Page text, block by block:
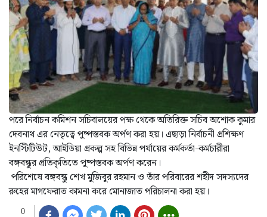
পরে নির্বাচন কমিশন সচিবালয়ের পক্ষ থেকে অতিরিক্ত সচিব অশোক কুমার
দেবনাথ এর নেতৃত্বে পুষ্পস্তবক অর্পণ করা হয়। এছাড়া নির্বাচনী প্রশিক্ষণ
ইনস্টিটিউট, আইডিয়া প্রকল্প সহ বিভিন্ন পর্যায়ের কর্মকর্তা-কর্মচারীরা
বঙ্গবন্ধুর প্রতিকৃতিতে পুষ্পস্তবক অর্পণ করেন।
পরিশেষে বঙ্গবন্ধু শেখ মুজিবুর রহমান ও তাঁর পরিবারের শহীদ সদস্যদের
রুহের মাগফেরাত কামনা করে মোনাজাত পরিচালনা করা হয়।
0